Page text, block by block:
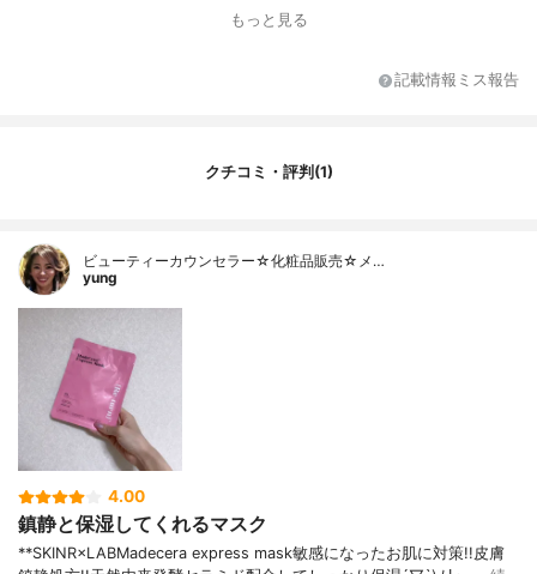
ン、1,2-ヘキサンジオール、セラミドNP、
マデカソサイド、ツボクサエキス、アシア
ジメチコノール、ウコン根エキス、PEG-40
トリウム、水添レシチン、ヒドロキシエチ
内容量
25g×10枚入り
内容量のバリエーション
もっと見る
記載情報ミス報告
クチコミ・評判(1)
ビューティーカウンセラー☆化粧品販売☆メ…
yung
4.00
鎮静と保湿してくれるマスク
**SKINR×LABMadecera express mask敏感になったお肌に対策!!皮膚